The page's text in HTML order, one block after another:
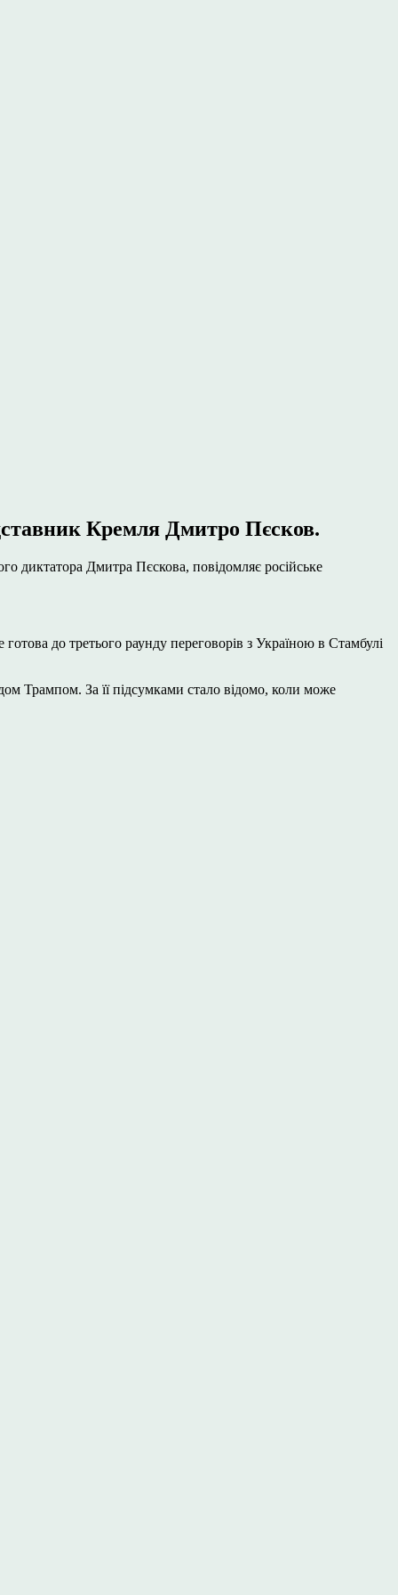
Кремля Дмитро Пєсков.
диктатора Дмитра Пєскова, повідомляє російське
до третього раунду переговорів з Україною в Стамбулі
Трампом. За її підсумками стало відомо, коли може